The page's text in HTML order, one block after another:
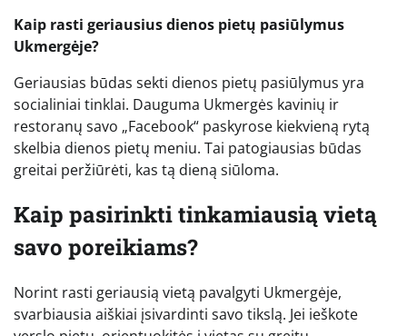
Kaip rasti geriausius dienos pietų pasiūlymus
Ukmergėje?
Geriausias būdas sekti dienos pietų pasiūlymus yra
socialiniai tinklai. Dauguma Ukmergės kavinių ir
restoranų savo „Facebook“ paskyrose kiekvieną rytą
skelbia dienos pietų meniu. Tai patogiausias būdas
greitai peržiūrėti, kas tą dieną siūloma.
Kaip pasirinkti tinkamiausią vietą
savo poreikiams?
Norint rasti geriausią vietą pavalgyti Ukmergėje,
svarbiausia aiškiai įsivardinti savo tikslą. Jei ieškote